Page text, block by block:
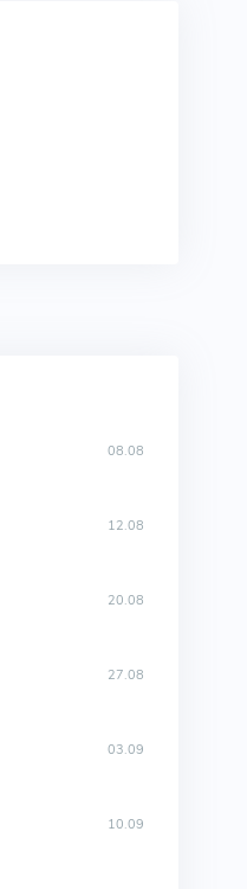
08.08
12.08
20.08
27.08
03.09
10.09